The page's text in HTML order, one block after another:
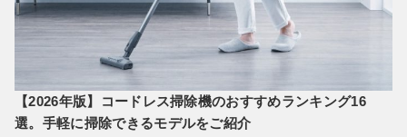
【2026年版】コードレス掃除機のおすすめランキング16
選。手軽に掃除できるモデルをご紹介